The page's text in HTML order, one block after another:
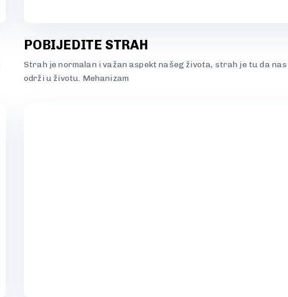
POBIJEDITE STRAH
Strah je normalan i važan aspekt našeg života, strah je tu da
održi u životu. Mehanizam